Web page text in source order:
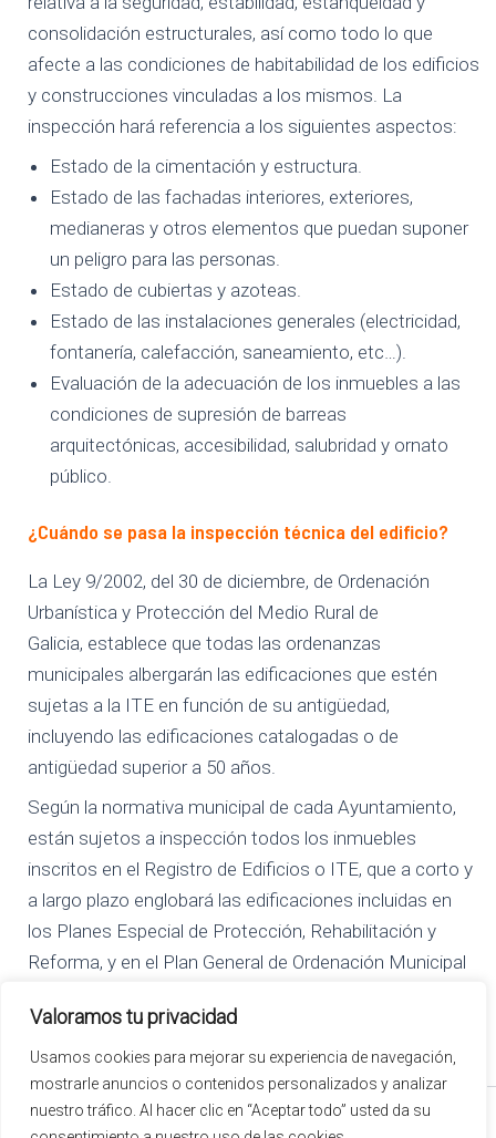
Valoramos tu privacidad
Usamos cookies para mejorar su experiencia de navegación,
mostrarle anuncios o contenidos personalizados y analizar
nuestro tráfico. Al hacer clic en “Aceptar todo” usted da su
consolidación estructurales, así como todo lo que
afecte a las condiciones de habitabilidad de los edificios
y construcciones vinculadas a los mismos. La
inspección hará referencia a los siguientes aspectos:
Estado de la cimentación y estructura.
Estado de las fachadas interiores, exteriores,
medianeras y otros elementos que puedan suponer
un peligro para las personas.
Estado de cubiertas y azoteas.
Estado de las instalaciones generales (electricidad,
fontanería, calefacción, saneamiento, etc…).
Evaluación de la adecuación de los inmuebles a las
condiciones de supresión de barreas
arquitectónicas, accesibilidad, salubridad y ornato
público.
¿Cuándo se pasa la inspección técnica del edificio?
La Ley 9/2002, del 30 de diciembre, de Ordenación
Urbanística y Protección del Medio Rural de
Galicia, establece que todas las ordenanzas
municipales albergarán las edificaciones que estén
sujetas a la ITE en función de su antigüedad,
incluyendo las edificaciones catalogadas o de
antigüedad superior a 50 años.
Según la normativa municipal de cada Ayuntamiento,
están sujetos a inspección todos los inmuebles
inscritos en el Registro de Edificios o ITE, que a corto y
a largo plazo englobará las edificaciones incluidas en
los Planes Especial de Protección, Rehabilitación y
Reforma, y en el Plan General de Ordenación Municipal
construcción u obra de rehabilitación equivalente.
Pídanos presupuesto sin ningún compromiso !!
© 2026 ENTREMUROS GESTION Y OBRAS | Todos los derechos reservados